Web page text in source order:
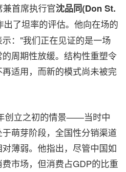
首席执行官沈品同(Don St.
出了坦率的评估。他向在场的
："我们正在见证的是一场
周期性放缓。结构性重塑令
适用，而新的模式尚未被完
创立之初的情景——当时中
萌芽阶段，全国性分销渠道
薄弱。他指出，尽管中国如
市场，但消费占GDP的比重